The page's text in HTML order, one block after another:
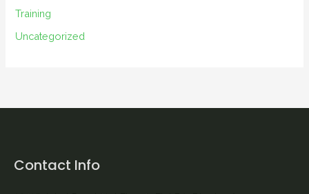
Training
Uncategorized
Contact Info